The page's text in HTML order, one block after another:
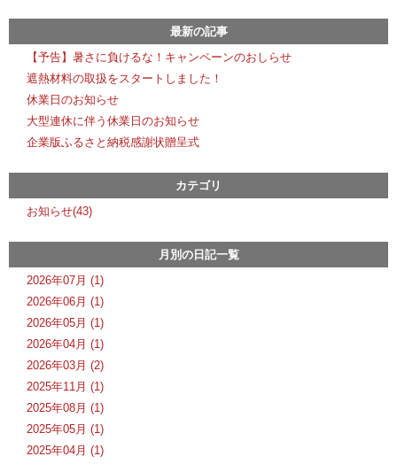
最新の記事
【予告】暑さに負けるな！キャンペーンのおしらせ
遮熱材料の取扱をスタートしました！
休業日のお知らせ
大型連休に伴う休業日のお知らせ
企業版ふるさと納税感謝状贈呈式
カテゴリ
お知らせ(43)
月別の日記一覧
2026年07月 (1)
2026年06月 (1)
2026年05月 (1)
2026年04月 (1)
2026年03月 (2)
2025年11月 (1)
2025年08月 (1)
2025年05月 (1)
2025年04月 (1)